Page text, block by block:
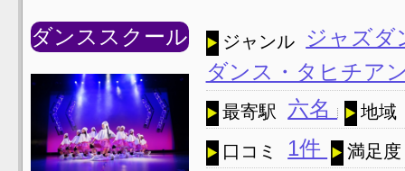
ダンススクール ジャンル
ジャズ
ダンス・タヒチア
最寄駅 六名 地域
口コミ 1件 満足度